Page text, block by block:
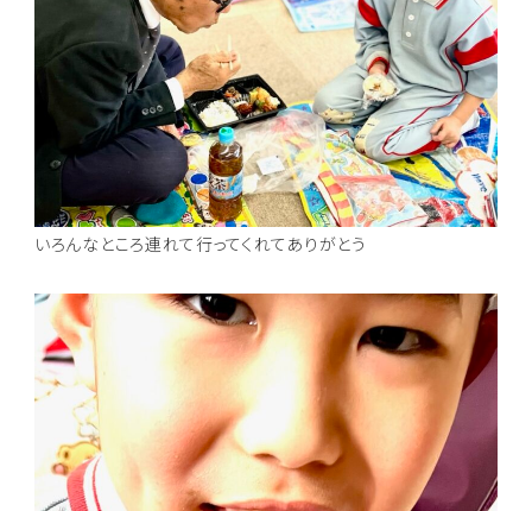
いろんなところ連れて行ってくれてありがとう